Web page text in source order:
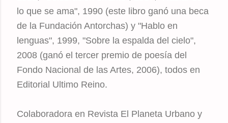
lo que se ama", 1990 (este libro ganó una beca
de la Fundación Antorchas) y "Hablo en
lenguas", 1999, "Sobre la espalda del cielo",
2008 (ganó el tercer premio de poesía del
Fondo Nacional de las Artes, 2006), todos en
Editorial Ultimo Reino.
Colaboradora en Revista El Planeta Urbano y